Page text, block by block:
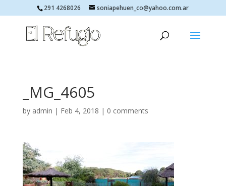
291 4268026 soniapehuen_co@yahoo.com.ar
_MG_4605
by admin | Feb 4, 2018 | 0 comments